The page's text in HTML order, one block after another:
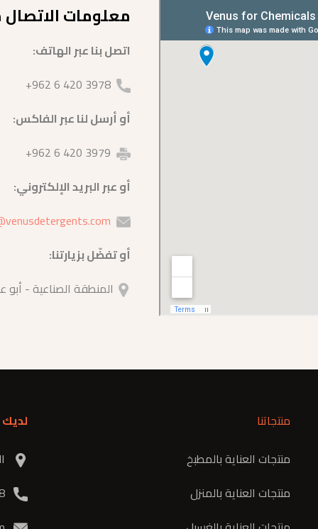
معلومات الاتصال
اتصل بنا عبر الهاتف:
أو أرسل لنا عبر الفاكس:
أو عبر البريد الإلكتروني:
أو تفضّل بزيارتنا:
المنطقة الصناعية - أبو
منتجاتنا
منتجات العناية بالمطبخ
منتجات العناية بالمنزل